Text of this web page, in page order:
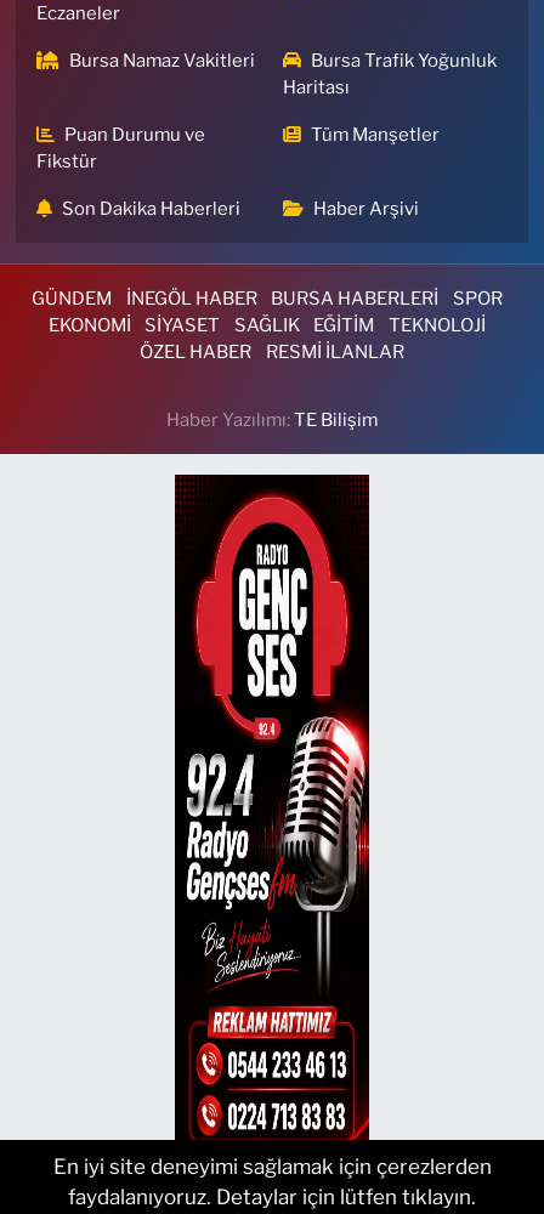
Eczaneler
Bursa Namaz Vakitleri
Bursa Trafik Yoğunluk
Haritası
Puan Durumu ve
Fikstür
Tüm Manşetler
Son Dakika Haberleri Haber Arşivi
GÜNDEM İNEGÖL HABER BURSA HABERLERİ
SPOR
EKONOMİ
SİYASET SAĞLIK EĞİTİM
TEKNOLOJİ
ÖZEL HABER
RESMİ İLANLAR
Haber Yazılımı:TE Bilişim
En iyi site deneyimi sağlamak için çerezlerden
faydalanıyoruz. Detaylar için lütfen tıklayın.